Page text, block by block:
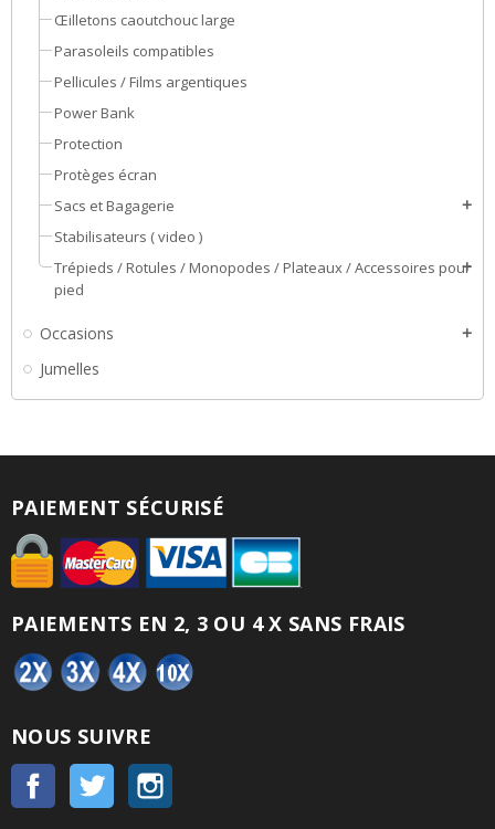
Œilletons caoutchouc large
Parasoleils compatibles
Pellicules / Films argentiques
Power Bank
Protection
Protèges écran
Sacs et Bagagerie
add
Stabilisateurs ( video )
Trépieds / Rotules / Monopodes / Plateaux / Accessoires pour
pied
add
Occasions add
Jumelles
PAIEMENT SÉCURISÉ
PAIEMENTS EN 2, 3 OU 4 X SANS FRAIS
NOUS SUIVRE
Facebook Twitter